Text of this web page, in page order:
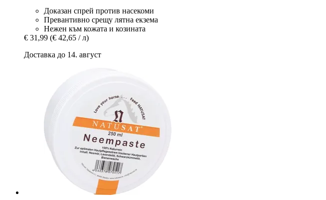
Доказан спрей против насекоми
Превантивно срещу лятна екзема
Нежен към кожата и козината
€ 31,99 (€ 42,65 / л)
Доставка до 14. август